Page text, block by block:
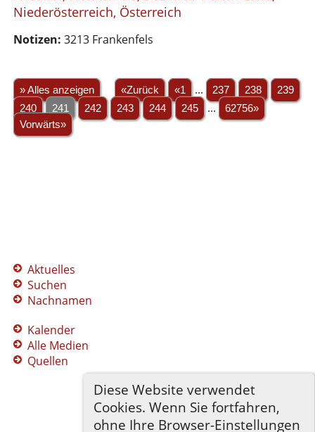
Diese Website verwendet
Cookies. Wenn Sie fortfahren,
ohne Ihre Browser-Einstellungen
Niederösterreich, Österreich
Notizen: 3213 Frankenfels
» Alles anzeigen «Zurück «1 ... 237 238
239
240
241 242 243 244 245 ...
62756»
Vorwärts»
Aktuelles
Suchen
Nachnamen
Kalender
Alle Medien
Quellen